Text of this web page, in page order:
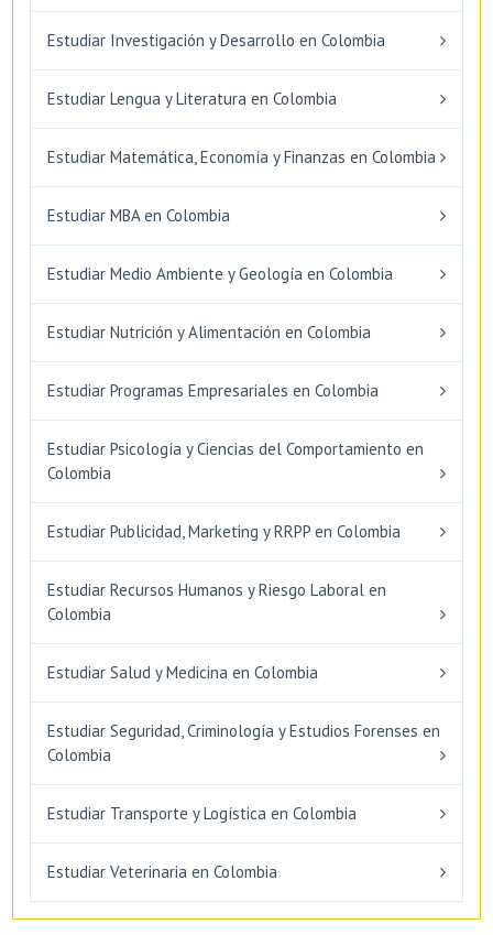
Estudiar Investigación y Desarrollo en Colombia
Estudiar Lengua y Literatura en Colombia
Estudiar Matemática, Economía y Finanzas en Colombia
Estudiar MBA en Colombia
Estudiar Medio Ambiente y Geología en Colombia
Estudiar Nutrición y Alimentación en Colombia
Estudiar Programas Empresariales en Colombia
Estudiar Psicología y Ciencias del Comportamiento en
Colombia
Estudiar Publicidad, Marketing y RRPP en Colombia
Estudiar Recursos Humanos y Riesgo Laboral en
Colombia
Estudiar Salud y Medicina en Colombia
Estudiar Seguridad, Criminología y Estudios Forenses en
Colombia
Estudiar Transporte y Logística en Colombia
Estudiar Veterinaria en Colombia